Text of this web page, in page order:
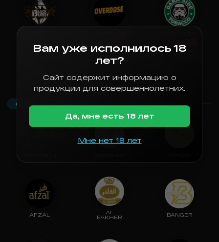
+100₽ +300
Обычные табаки
AFZAL
AL
FAKHER
BANGER
Вам уже исполнилось 18
лет?
Сайт содержит информацию о
продукции для совершеннолетних.
Да, мне есть 18 лет
Мне нет 18 лет